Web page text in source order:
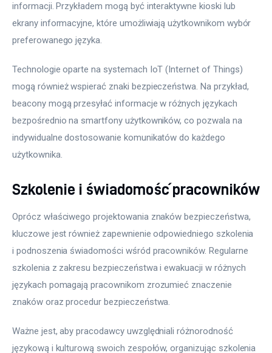
informacji. Przykładem mogą być interaktywne kioski lub
ekrany informacyjne, które umożliwiają użytkownikom wybór
preferowanego języka.
Technologie oparte na systemach IoT (Internet of Things)
mogą również wspierać znaki bezpieczeństwa. Na przykład,
beacony mogą przesyłać informacje w różnych językach
bezpośrednio na smartfony użytkowników, co pozwala na
indywidualne dostosowanie komunikatów do każdego
użytkownika.
Szkolenie i świadomość pracowników
Oprócz właściwego projektowania znaków bezpieczeństwa,
kluczowe jest również zapewnienie odpowiedniego szkolenia
i podnoszenia świadomości wśród pracowników. Regularne
szkolenia z zakresu bezpieczeństwa i ewakuacji w różnych
językach pomagają pracownikom zrozumieć znaczenie
znaków oraz procedur bezpieczeństwa.
Ważne jest, aby pracodawcy uwzględniali różnorodność
językową i kulturową swoich zespołów, organizując szkolenia